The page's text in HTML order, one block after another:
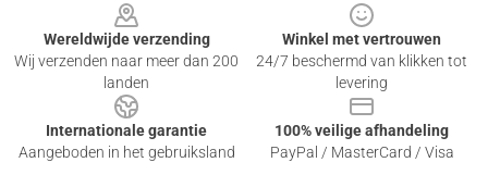
Wereldwijde verzending
Wij verzenden naar meer dan 200
landen
Winkel met vertrouwen
24/7 beschermd van klikken tot
levering
Internationale garantie
Aangeboden in het gebruiksland
100% veilige afhandeling
PayPal / MasterCard / Visa